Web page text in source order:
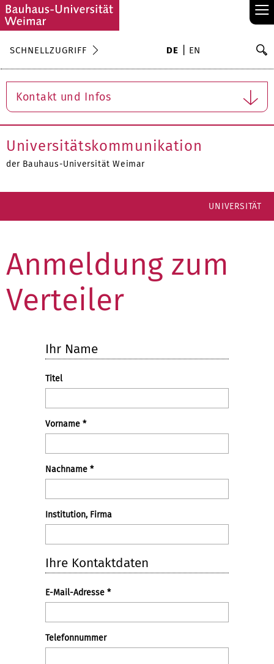
≡
SCHNELLZUGRIFF DE EN
Kontakt und Infos
Universitätskommunikation
der Bauhaus-Universität Weimar
UNIVERSITÄT
Anmeldung zum
Verteiler
Ihr Name
Titel
Vorname *
Nachname *
Institution, Firma
Ihre Kontaktdaten
E-Mail-Adresse *
Telefonnummer